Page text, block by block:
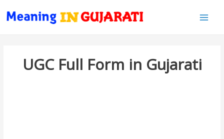
UGC Full Form in Gujarati